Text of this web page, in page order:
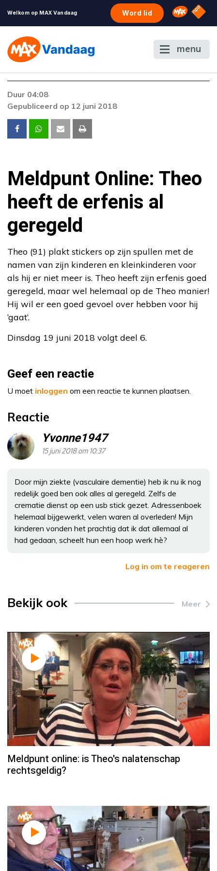
Welkom op MAX Vandaag Word lid Omroep
NPO
menu
Duur 04:08
Gepubliceerd op 12 juni 2018
Meldpunt Online: Theo
heeft de erfenis al
geregeld
Theo (91) plakt stickers op zijn spullen met de
namen van zijn kinderen en kleinkinderen voor
als hij er niet meer is. Theo heeft zijn erfenis goed
geregeld, maar wel helemaal op de Theo manier!
Hij wil er een goed gevoel over hebben voor hij
‘gaat’.
Dinsdag 19 juni 2018 volgt deel 6.
Geef een reactie
U moet inloggen om een reactie te kunnen plaatsen.
Reactie
Yvonne1947
15 juni 2018 om 10:37
Door mijn ziekte (vasculaire dementie) heb ik nu ik nog
redelijk goed ben ook alles al geregeld. Zelfs de
crematie dienst op een usb stick gezet. Adressenboek
helemaal bijgewerkt, velen waren al overleden! Mijn
kinderen vonden het prachtig dat ik dat allemaal al
had gedaan, scheelt hun een hoop werk hè?
Log in om te reageren
Bekijk ook Meer
Meldpunt online: is Theo's nalatenschap
rechtsgeldig?